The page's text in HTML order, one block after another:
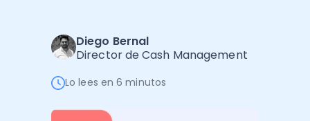
Administración Empresarial
Software Factura y Administración
Autores
Diego Bernal
Director de Cash Management
Lo lees en 6 minutos